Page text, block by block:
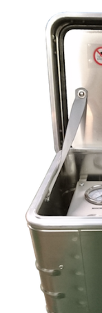
Soudure
alimentaire
panel
Passeport
technique
Bureau
d'étude
Analyseur
de
métaux
Fiches
métier
Carrières
centrales
béton